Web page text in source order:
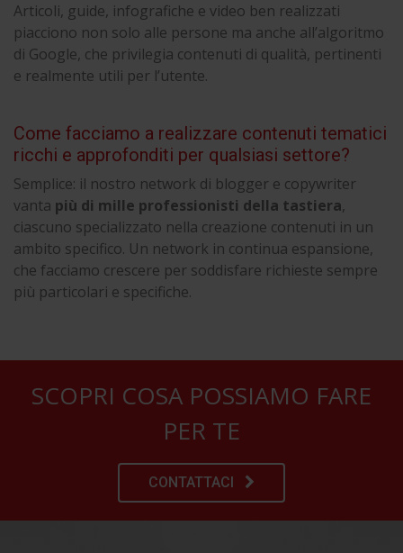
Articoli, guide, infografiche e video ben realizzati
piacciono non solo alle persone ma anche all’algoritmo
di Google, che privilegia contenuti di qualità, pertinenti
e realmente utili per l’utente.
Come facciamo a realizzare contenuti tematici
ricchi e approfonditi per qualsiasi settore?
Semplice: il nostro network di blogger e copywriter
vanta più di mille professionisti della tastiera,
ciascuno specializzato nella creazione contenuti in un
ambito specifico. Un network in continua espansione,
che facciamo crescere per soddisfare richieste sempre
più particolari e specifiche.
SCOPRI COSA POSSIAMO FARE
PER TE
CONTATTACI